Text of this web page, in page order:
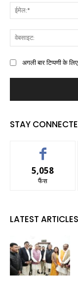
अगली बार टिप्पणी के
STAY
5,058
फैंस
LATEST ARTICLES